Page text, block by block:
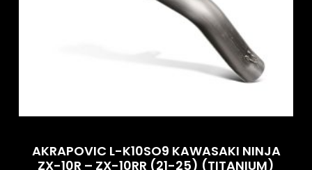
AKRAPOVIC L-K10SO9 KAWASAKI NINJA
ZX-10R – ZX-10RR (21-25) (TITANIUM)